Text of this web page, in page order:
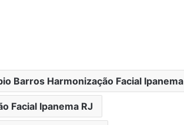
Barros Harmonização Facial Ipanema
Facial Ipanema RJ